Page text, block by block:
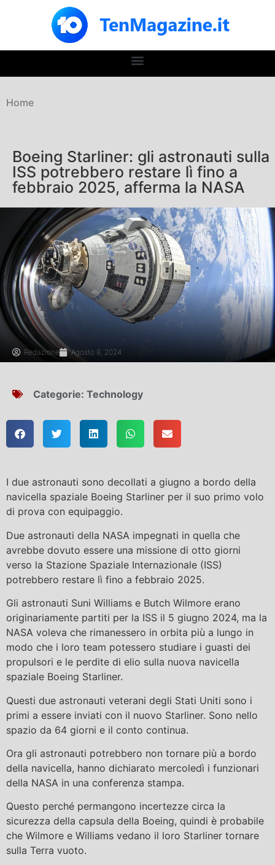
Home
Boeing Starliner: gli astronauti sulla
ISS potrebbero restare lì fino a
febbraio 2025, afferma la NASA
Redazione Agosto 8, 2024
Categorie: Technology
I due astronauti sono decollati a giugno a bordo della
navicella spaziale Boeing Starliner per il suo primo volo
di prova con equipaggio.
Due astronauti della NASA impegnati in quella che
avrebbe dovuto essere una missione di otto giorni
verso la Stazione Spaziale Internazionale (ISS)
potrebbero restare lì fino a febbraio 2025.
Gli astronauti Suni Williams e Butch Wilmore erano
originariamente partiti per la ISS il 5 giugno 2024, ma la
NASA voleva che rimanessero in orbita più a lungo in
modo che i loro team potessero studiare i guasti dei
propulsori e le perdite di elio sulla nuova navicella
spaziale Boeing Starliner.
Questi due astronauti veterani degli Stati Uniti sono i
primi a essere inviati con il nuovo Starliner. Sono nello
spazio da 64 giorni e il conto continua.
Ora gli astronauti potrebbero non tornare più a bordo
della navicella, hanno dichiarato mercoledì i funzionari
della NASA in una conferenza stampa.
Questo perché permangono incertezze circa la
sicurezza della capsula della Boeing, quindi è probabile
che Wilmore e Williams vedano il loro Starliner tornare
sulla Terra vuoto.